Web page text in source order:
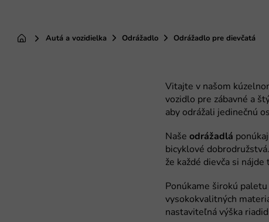
DomovAutá a vozidielka Odrážadlo Odrážadlo pre dievčatá
odrážadlá